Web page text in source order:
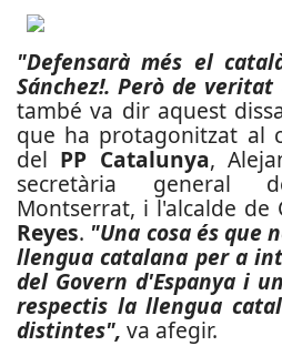
"Defensarà més el
Sánchez!. Però de
també va dir aquest
que ha protagonitzat al
del PP Catalunya,
secretària general
Montserrat, i l'alcalde de
Reyes. "Una cosa és que
llengua catalana per a
del Govern d'Espanya i
respectis la llengua
distintes", va afegir.